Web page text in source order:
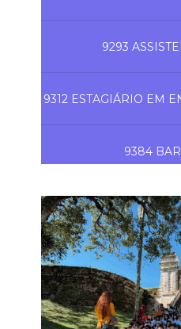
9293
9312 ESTAGIÁRIO EM
9384